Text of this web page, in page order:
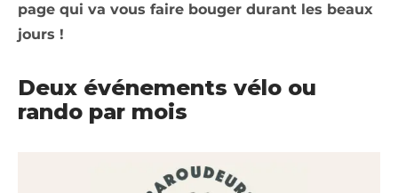
page qui va vous faire bouger durant les beaux
jours !
Deux événements vélo ou
rando par mois